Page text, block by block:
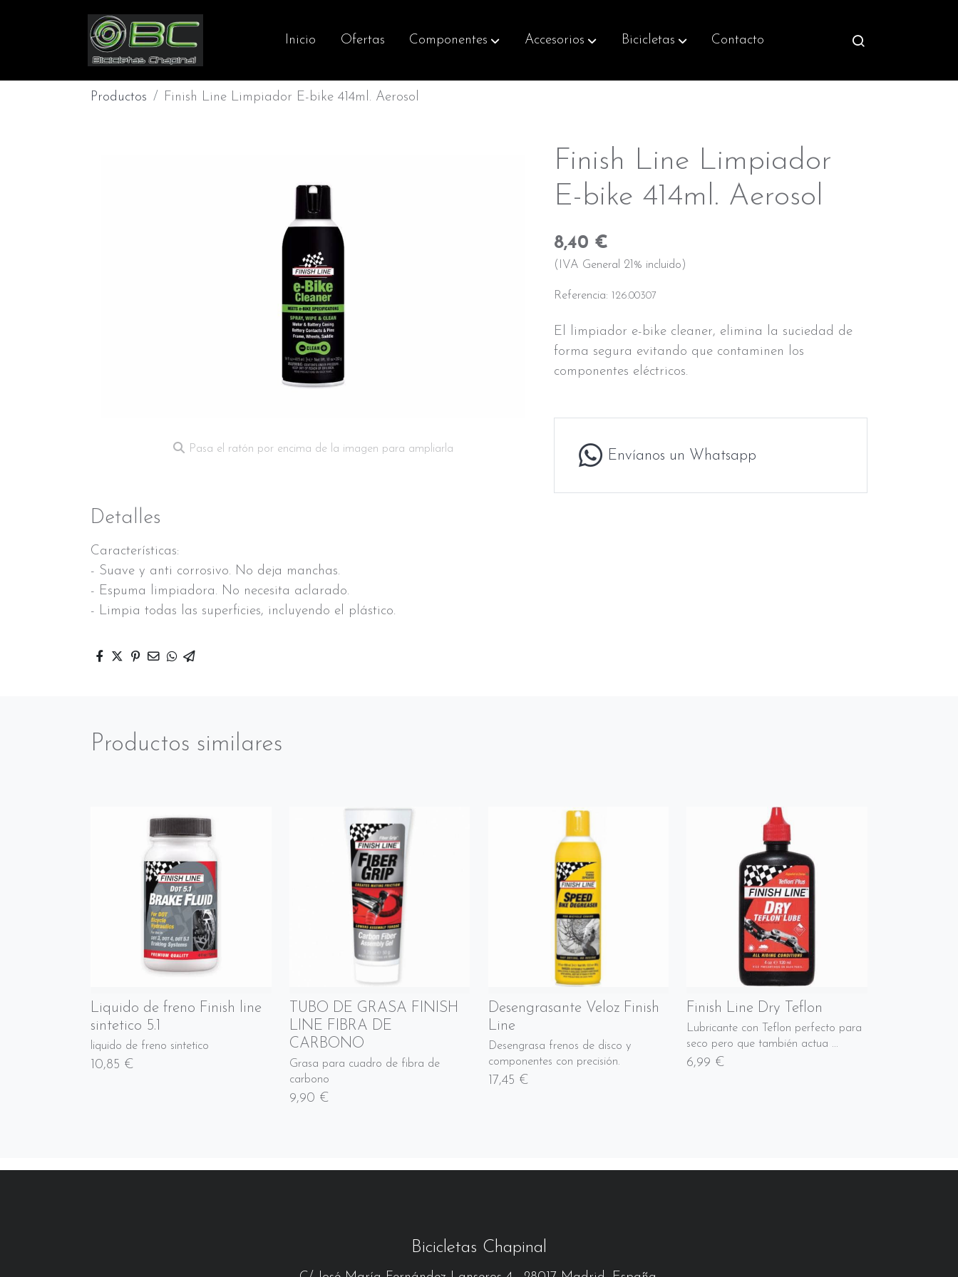
Inicio Ofertas Componentes Accesorios Bicicletas Contacto
Productos Finish Line Limpiador E-bike 414ml. Aerosol
Pasa el ratón por encima de la imagen para ampliarla
Detalles
Características:
- Suave y anti corrosivo. No deja manchas.
- Espuma limpiadora. No necesita aclarado.
- Limpia todas las superficies, incluyendo el plástico.
Finish Line Limpiador
E-bike 414ml. Aerosol
8,40 €
(IVA General 21% incluido)
Referencia:126.00307
El limpiador e-bike cleaner, elimina la suciedad de
forma segura evitando que contaminen los
componentes eléctricos.
Envíanos un Whatsapp
Productos similares
Liquido de freno Finish line
sintetico 5.1
liquido de freno sintetico
10,85 €
TUBO DE GRASA FINISH
LINE FIBRA DE
CARBONO
Grasa para cuadro de fibra de
carbono
9,90 €
Desengrasante Veloz Finish
Line
Desengrasa frenos de disco y
componentes con precisión.
17,45 €
Finish Line Dry Teflon
Lubricante con Teflon perfecto para
seco pero que también actua ...
6,99 €
Bicicletas Chapinal